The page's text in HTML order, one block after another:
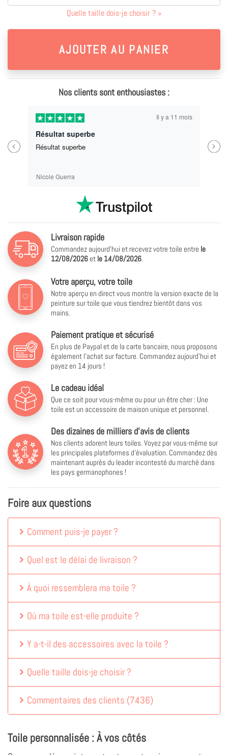
Quelle taille dois-je choisir ? »
Nos clients sont enthousiastes :
Previous
Il y a 11 mois
Résultat superbe
Résultat superbe
Nicole Guerra
Next
Livraison rapide
Commandez aujourd'hui et recevez votre toile entre le
12/08/2026 et le 14/08/2026.
Votre aperçu, votre toile
Notre aperçu en direct vous montre la version exacte de la
peinture sur toile que vous tiendrez bientôt dans vos
mains.
Paiement pratique et sécurisé
En plus de Paypal et de la carte bancaire, nous proposons
également l'achat sur facture. Commandez aujourd'hui et
payez en 14 jours !
Le cadeau idéal
Que ce soit pour vous-même ou pour un être cher : Une
toile est un accessoire de maison unique et personnel.
Des dizaines de milliers d'avis de clients
Nos clients adorent leurs toiles. Voyez par vous-même sur
les principales plateformes d'évaluation. Commandez dès
maintenant auprès du leader incontesté du marché dans
les pays germanophones !
Foire aux questions
Comment puis-je payer ?
Quel est le délai de livraison ?
À quoi ressemblera ma toile ?
Où ma toile est-elle produite ?
Y a-t-il des accessoires avec la toile ?
Quelle taille dois-je choisir ?
Commentaires des clients (7436)
Toile personnalisée : À vos côtés